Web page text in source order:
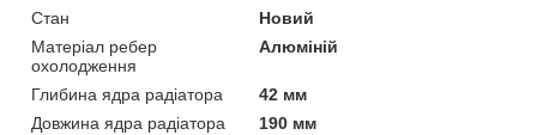
Стан
Новий
Матеріал ребер
охолодження
Алюміній
Глибина ядра радіатора
42 мм
Довжина ядра радіатора
190 мм